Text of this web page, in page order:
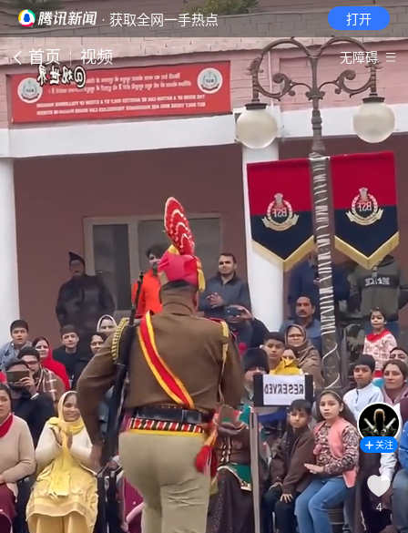
· 获取全网一手热点 打开
首页 视频 无障碍
关注
4